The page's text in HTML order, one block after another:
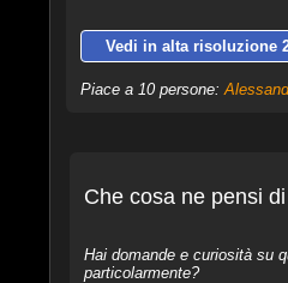
Vedi in alta risoluzione
Piace a 10 persone:
Che cosa ne pensi
Hai domande e curiosità su
particolarmente?